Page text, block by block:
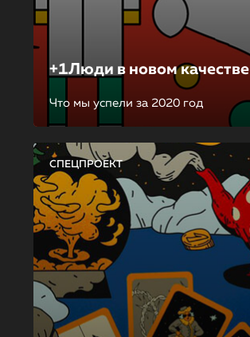
+1Люди в новом качестве
Что мы успели за 2020 год
СПЕЦПРОЕКТ